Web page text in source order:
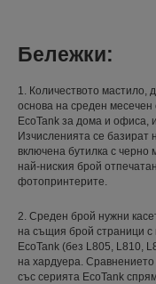
Бележки:
1. Количеството мастило,
основа на среден
EcoTank за дома и офиса,
Изчисленията се базират
включена бутилка с
най-ниския брой
фотопринтерите.
2. Среден брой нужни
на същия брой страници с
EcoTank (без L805, L810,
на хардуера.
със серията EcoTank